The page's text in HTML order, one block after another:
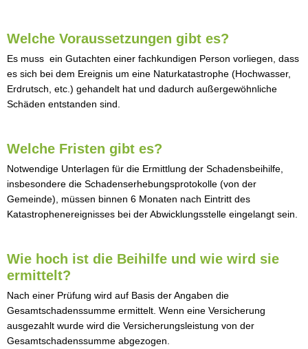
Welche Voraussetzungen gibt es?
Es muss ein Gutachten einer fachkundigen Person vorliegen, dass
es sich bei dem Ereignis um eine Naturkatastrophe (Hochwasser,
Erdrutsch, etc.) gehandelt hat und dadurch außergewöhnliche
Schäden entstanden sind.
Welche Fristen gibt es?
Notwendige Unterlagen für die Ermittlung der Schadensbeihilfe,
insbesondere die Schadenserhebungsprotokolle (von der
Gemeinde), müssen binnen 6 Monaten nach Eintritt des
Katastrophenereignisses bei der Abwicklungsstelle eingelangt sein.
Wie hoch ist die Beihilfe und wie wird sie
ermittelt?
Nach einer Prüfung wird auf Basis der Angaben die
Gesamtschadenssumme ermittelt. Wenn eine Versicherung
ausgezahlt wurde wird die Versicherungsleistung von der
Gesamtschadenssumme abgezogen.